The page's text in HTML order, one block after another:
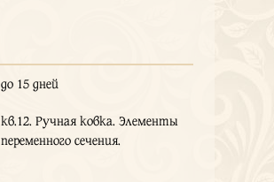
до 15 дней
кв.12. Ручная ковка. Элементы
переменного сечения.